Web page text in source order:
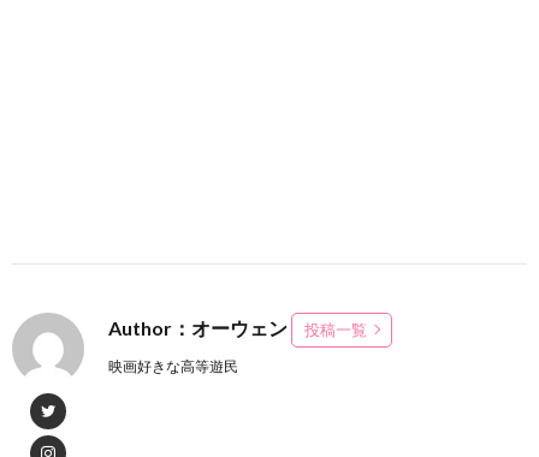
Author：オーウェン 投稿一覧
映画好きな高等遊民